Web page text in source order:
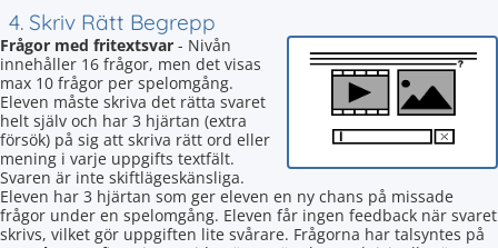
4. Skriv Rätt Begrepp
Frågor med fritextsvar - Nivån
innehåller 16 frågor, men det visas
max 10 frågor per spelomgång.
Eleven måste skriva det rätta svaret
helt själv och har 3 hjärtan (extra
försök) på sig att skriva rätt ord eller
mening i varje uppgifts textfält.
Svaren är inte skiftlägeskänsliga.
Eleven har 3 hjärtan som ger eleven en ny chans på missade
frågor under en spelomgång. Eleven får ingen feedback när svaret
skrivs, vilket gör uppgiften lite svårare. Frågorna har talsyntes på